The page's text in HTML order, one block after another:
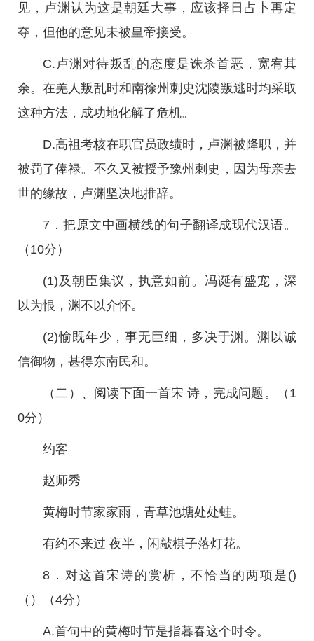
见，卢渊认为这是朝廷大事，应该择日占卜再定
夺，但他的意见未被皇帝接受。
C.卢渊对待叛乱的态度是诛杀首恶，宽宥其
余。在羌人叛乱时和南徐州刺史沈陵叛逃时均采取
这种方法，成功地化解了危机。
D.高祖考核在职官员政绩时，卢渊被降职，并
被罚了俸禄。不久又被授予豫州刺史，因为母亲去
世的缘故，卢渊坚决地推辞。
7．把原文中画横线的句子翻译成现代汉语。
（10分）
(1)及朝臣集议，执意如前。冯诞有盛宠，深
以为恨，渊不以介怀。
(2)愉既年少，事无巨细，多决于渊。渊以诚
信御物，甚得东南民和。
（二）、阅读下面一首宋 诗，完成问题。（1
0分）
约客
赵师秀
黄梅时节家家雨，青草池塘处处蛙。
有约不来过 夜半，闲敲棋子落灯花。
8．对这首宋诗的赏析，不恰当的两项是()
（）（4分）
A.首句中的黄梅时节是指暮春这个时令。